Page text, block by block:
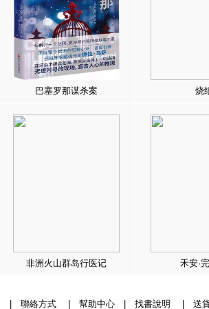
巴塞罗那谋杀案 烧
非洲火山群岛行医记 禾安·
聯絡方式| 幫助中心| 找書說明 送